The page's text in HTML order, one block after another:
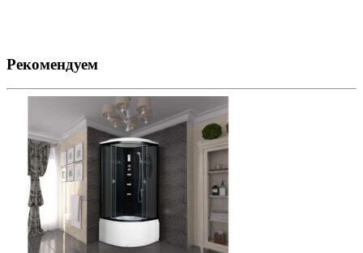
Рекомендуем